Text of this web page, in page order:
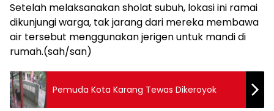
Setelah melaksanakan sholat subuh, lokasi ini ramai
dikunjungi warga, tak jarang dari mereka membawa
air tersebut menggunakan jerigen untuk mandi di
rumah.(sah/san)
Pemuda Kota Karang Tewas Dikeroyok